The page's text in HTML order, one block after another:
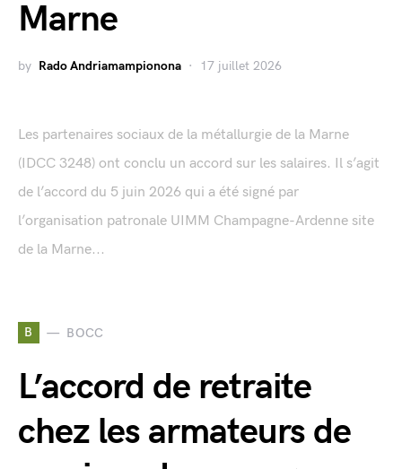
Marne
by Rado Andriamampionona 17 juillet 2026
Les partenaires sociaux de la métallurgie de la Marne
(IDCC 3248) ont conclu un accord sur les salaires. Il s’agit
de l’accord du 5 juin 2026 qui a été signé par
l’organisation patronale UIMM Champagne-Ardenne site
de la Marne...
B BOCC
L’accord de retraite
chez les armateurs de